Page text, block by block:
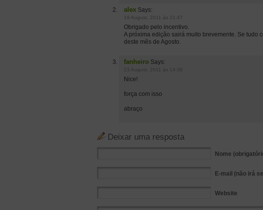
alexSays:
19 August, 2011 às 21:47
Obrigado pelo incentivo.
A próxima edição sairá muito brevemente. Se tudo
deste mês de Agosto.
fanheiroSays:
23 August, 2011 às 14:38
Nice!
força com isso
abraço
Deixar uma resposta
Nome
E-mail (não irá
Website